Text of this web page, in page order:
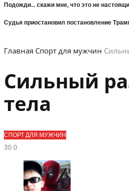
Подожди… скажи мне, что это не
Судья приостановил постановление
Главная Спорт для мужчин
Сильный
тела
СПОРТ ДЛЯ МУЖЧИН
300